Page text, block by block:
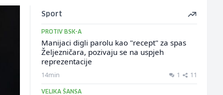
Sport
PROTIV BSK-A
Manijaci digli parolu kao "recept" za spas
Željezničara, pozivaju se na uspjeh
reprezentacije
14min 1 11
VELIKA ŠANSA